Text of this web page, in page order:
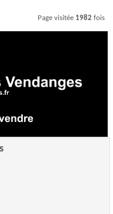
Page visitée 1982 fois